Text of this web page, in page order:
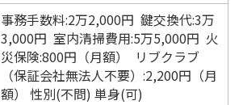
事務手数料:2万2,000円 鍵交換代:3万
3,000円 室内清掃費用:5万5,000円 火
災保険:800円（月額） リブクラブ
（保証会社無法人不要）:2,200円（月
額） 性別(不問) 単身(可)